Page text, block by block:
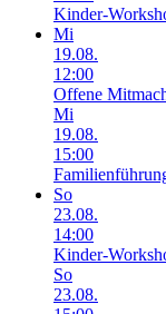
Kinder-
Mi
19.08.
12:00
Offene
Mi
19.08.
15:00
So
23.08.
14:00
Kinder-
So
23.08.